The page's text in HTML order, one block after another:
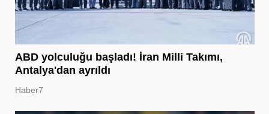
ABD yolculuğu başladı! İran Milli Takımı,
Antalya'dan ayrıldı
Haber7